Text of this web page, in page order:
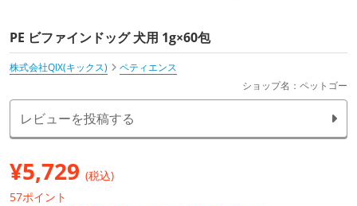
PE ビファインドッグ 犬用 1g×60包
株式会社QIX(キックス)
ペティエンス
ショップ名：ペットゴー
レビューを投稿する
¥5,729 (税込)
57ポイント